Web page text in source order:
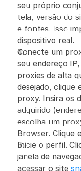
seu próprio
tela, versão do
e fontes. Isso
dispositivo real.
Conecte um
seu endereço
proxies de alta
desejado,
proxy. Insira os
adquirido
escolha um
Browser. Clique
Inicie o perfil.
janela de
acessar o site